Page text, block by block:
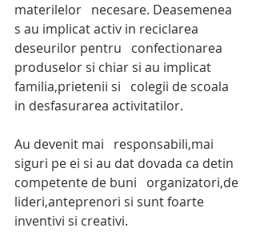
materilelor   necesare. Deasemenea
s au implicat activ in reciclarea
deseurilor pentru   confectionarea
produselor si chiar si au implicat
familia,prietenii si   colegii de scoala
in desfasurarea activitatilor.
Au devenit mai   responsabili,mai
siguri pe ei si au dat dovada ca detin
competente de buni   organizatori,de
lideri,anteprenori si sunt foarte
inventivi si creativi.